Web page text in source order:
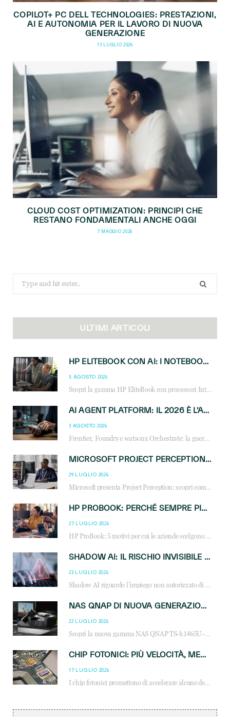
COPILOT+ PC DELL TECHNOLOGIES: PRESTAZIONI,
AI E AUTONOMIA PER IL LAVORO DI NUOVA
GENERAZIONE
13 LUGLIO 2026
CLOUD COST OPTIMIZATION: PRINCIPI CHE
RESTANO FONDAMENTALI ANCHE OGGI
7 MAGGIO 2026
Search
for:
ULTIMI ARTICOLI
HP ELITEBOOK CON AI: I NOTEBOOK BUSINESS INTELLIGENTI CHE TRASFORMANO PRODUTTIVITÀ, SICUREZZA E LAVORO IBRIDO
5 AGOSTO 2026
Scopri la gamma HP EliteBook con processori Intel® Core™ Ultra e AMD Ryzen™ AI. Notebook business progettati per aumentare la produttività, migliorare la collaborazione e garantire sicurezza avanzata in ufficio e in mobilità.
AI AGENT PLATFORM: IL 2026 È L’ANNO DEL «SISTEMA OPERATIVO» PER GLI AGENTI AZIENDALI
3 AGOSTO 2026
Frontier, Foundry e watsonx Orchestrate: la guerra delle piattaforme AI agent ridisegna il mercato IT. Cosa cambia per reseller, MSP e system integrator.
MICROSOFT PROJECT PERCEPTION: COME GLI AGENTI AI CAMBIERANNO SOC, CYBERSECURITY E SERVIZI MSP
29 LUGLIO 2026
Microsoft presenta Project Perception: scopri come gli agenti AI possono trasformare cybersecurity, SOC e servizi gestiti degli MSP.
HP PROBOOK: PERCHÉ SEMPRE PIÙ AZIENDE SCELGONO NOTEBOOK PROGETTATI PER IL LAVORO MODERNO
27 LUGLIO 2026
HP ProBook: 5 motivi per cui le aziende scelgono i notebook business HP per migliorare produttività, sicurezza e gestione dell’AI.
SHADOW AI: IL RISCHIO INVISIBILE CHE LE AZIENDE POSSONO GOVERNARE
23 LUGLIO 2026
Shadow AI riguardo l’impiego non autorizzato di sistemi AI all’interno dell’azienda. E’ una pratica che si diffonde a partire dai dipendenti fino ai dirigenti e mette a repentaglio la cybersecurity, con costi più elevati per le organizzazioni. Due recenti report illustrano il fenomeno e forniscono dati in merito
NAS QNAP DI NUOVA GENERAZIONE: PIÙ PRESTAZIONI, SCALABILITÀ E PROTEZIONE DEI DATI PER LE INFRASTRUTTURE IT MODERNE
22 LUGLIO 2026
Scopri la nuova gamma NAS QNAP TS-h1465U-RP, TS-h1065eU e TS-h665U: storage aziendale con ZFS, DDR5, E1.S NVMe e connettività 2.5GbE per backup, virtualizzazione e cybersecurity.
CHIP FOTONICI: PIÙ VELOCITÀ, MENO CONSUMI PER L’AI
17 LUGLIO 2026
I chip fotonici promettono di accelerare alcune delle operazioni matematiche alla base dell’intelligenza artificiale